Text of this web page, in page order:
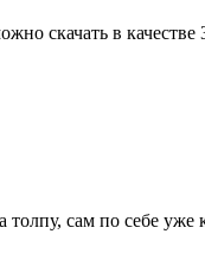
скачать в качестве
сам по себе уже